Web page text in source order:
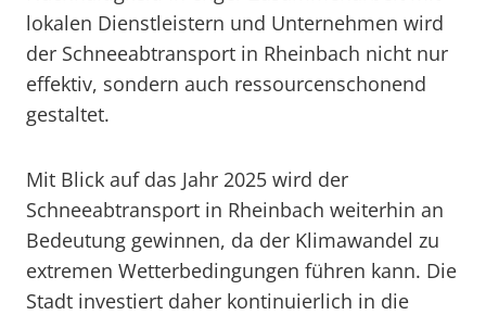
lokalen Dienstleistern und Unternehmen wird
der Schneeabtransport in Rheinbach nicht nur
effektiv, sondern auch ressourcenschonend
gestaltet.
Mit Blick auf das Jahr 2025 wird der
Schneeabtransport in Rheinbach weiterhin an
Bedeutung gewinnen, da der Klimawandel zu
extremen Wetterbedingungen führen kann. Die
Stadt investiert daher kontinuierlich in die